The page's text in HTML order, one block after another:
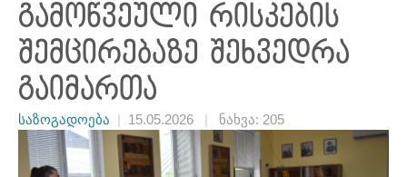
გამოწვეული რისკების
შემცირებაზე შეხვედრა
გაიმართა
საზოგადოება 15.05.2026 ნახვა: 205